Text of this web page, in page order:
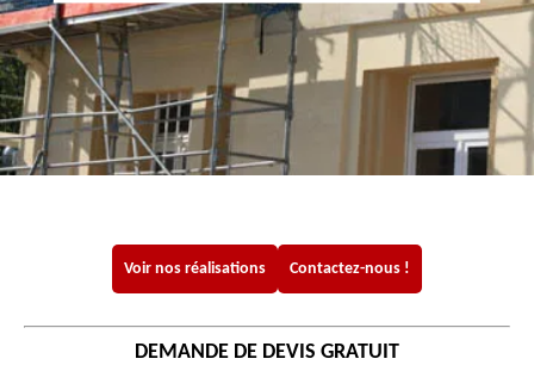
Voir nos réalisations Contactez-nous !
DEMANDE DE DEVIS GRATUIT